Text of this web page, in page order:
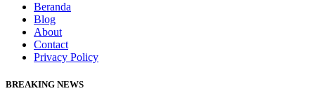
Beranda
Blog
About
Contact
Privacy Policy
BREAKING NEWS